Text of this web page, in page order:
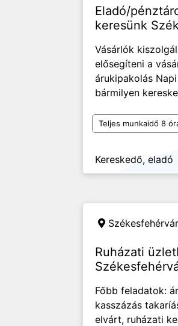
Eladó/
keresünk
Vásárlók
elősegíteni a
árukipakolás
bármilyen
Teljes munkaidő 8
Kereskedő, eladó
Ruházati
Főbb feladatok:
kasszázás
elvárt, ruházati